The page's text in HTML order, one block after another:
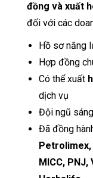
đồng và xuất
đối với các
Hồ sơ năng
Hợp đồng
Có thể xuất
dịch vụ
Đội ngũ
Đã đồng
Petrolimex,
MICC, PNJ,